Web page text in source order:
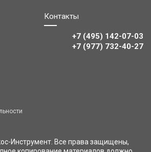
Контакты
+7 (495) 142-07-03
‎‎+7 (977) 732-40-27
Инструмент. Все права защищены,